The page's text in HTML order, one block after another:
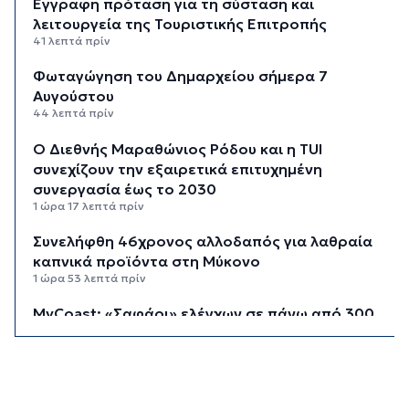
Έγγραφη πρόταση για τη σύσταση και
λειτουργεία της Τουριστικής Επιτροπής
41 λεπτά πρίν
Φωταγώγηση του Δημαρχείου σήμερα 7
Αυγούστου
44 λεπτά πρίν
Ο Διεθνής Μαραθώνιος Ρόδου και η TUI
συνεχίζουν την εξαιρετικά επιτυχημένη
συνεργασία έως το 2030
1 ώρα 17 λεπτά πρίν
Συνελήφθη 46χρονος αλλοδαπός για λαθραία
καπνικά προϊόντα στη Μύκονο
1 ώρα 53 λεπτά πρίν
MyCoast: «Σαφάρι» ελέγχων σε πάνω από 300
παραλίες: Έως 73.000 ευρώ τα πρόστιμα